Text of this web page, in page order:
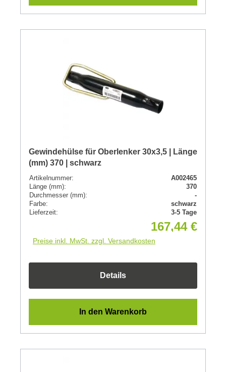
Gewindehülse für Oberlenker 30x3,5 | Länge
(mm) 370 | schwarz
Artikelnummer:
A002465
Länge (mm):
370
Durchmesser (mm):
-
Farbe:
schwarz
Lieferzeit:
3-5 Tage
167,44 €
Preise inkl. MwSt. zzgl. Versandkosten
Details
In den Warenkorb